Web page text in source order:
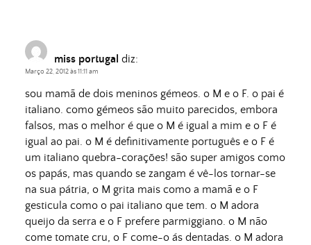
miss portugal diz:
Março 22, 2012 às 11:11 am
sou mamã de dois meninos gémeos. o M e o F. o pai é
italiano. como gémeos são muito parecidos, embora
falsos, mas o melhor é que o M é igual a mim e o F é
igual ao pai. o M é definitivamente português e o F é
um italiano quebra-corações! são super amigos como
os papás, mas quando se zangam é vê-los tornar-se
na sua pátria, o M grita mais como a mamã e o F
gesticula como o pai italiano que tem. o M adora
queijo da serra e o F prefere parmiggiano. o M não
come tomate cru, o F come-o ás dentadas. o M adora